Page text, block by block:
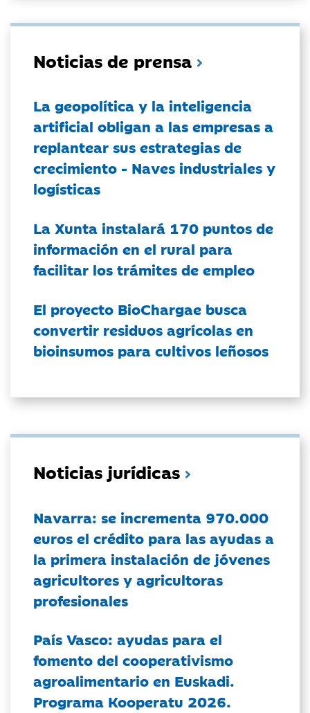
Noticias de prensa
La geopolítica y la inteligencia
artificial obligan a las empresas a
replantear sus estrategias de
crecimiento - Naves industriales y
logísticas
La Xunta instalará 170 puntos de
información en el rural para
facilitar los trámites de empleo
El proyecto BioChargae busca
convertir residuos agrícolas en
bioinsumos para cultivos leñosos
Noticias jurídicas
Navarra: se incrementa 970.000
euros el crédito para las ayudas a
la primera instalación de jóvenes
agricultores y agricultoras
profesionales
País Vasco: ayudas para el
fomento del cooperativismo
agroalimentario en Euskadi.
Programa Kooperatu 2026.